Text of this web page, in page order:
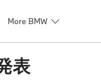
More BMW
表